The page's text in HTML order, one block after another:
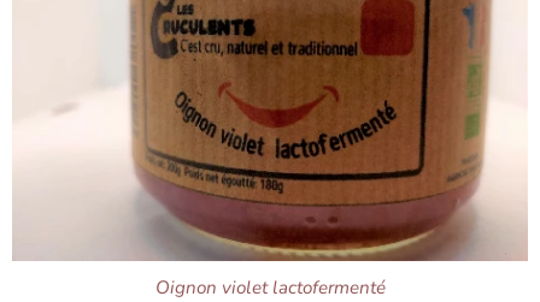
Oignon violet lactofermenté